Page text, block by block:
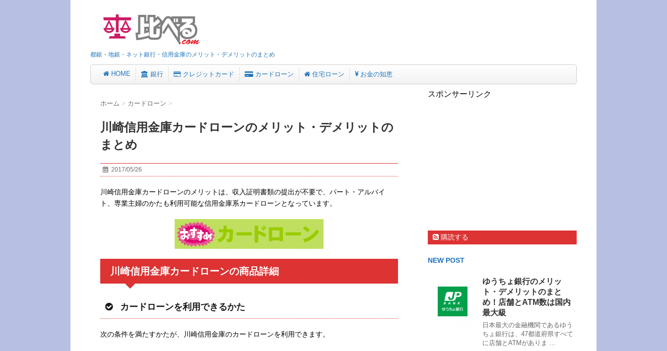
都銀・地銀・ネット銀行・信用金庫のメリット・デメリットのまとめ
HOME 銀行 クレジットカード カードローン 住宅ローン お金の知恵
ホーム > カードローン >
川崎信用金庫カードローンのメリット・デメリットの
まとめ
2017/05/26
川崎信用金庫カードローンのメリットは、収入証明書類の提出が不要で、パート・アルバイ
ト、専業主婦のかたも利用可能な信用金庫系カードローンとなっています。
川崎信用金庫カードローンの商品詳細
カードローンを利用できるかた
次の条件を満たすかたが、川崎信用金庫のカードローンを利用できます。
スポンサーリンク
購読する
NEW POST
ゆうちょ銀行のメリッ
ト・デメリットのまと
め！店舗とATM数は国内
最大級
日本最大の金融機関であるゆう
ちょ銀行は、47都道府県すべて
に店舗とATMがありま …